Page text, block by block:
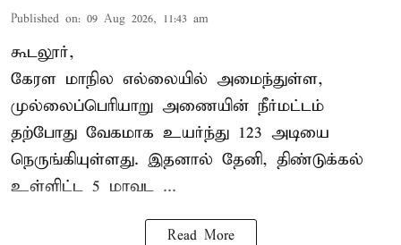
Published on: 09 Aug 2026, 11:43 am
கூடலூர்,
கேரள மாநில எல்லையில் அமைந்துள்ள,
முல்லைப்பெரியாறு அணையின் நீர்மட்டம்
தற்போது வேகமாக உயர்ந்து 123 அடியை
நெருங்கியுள்ளது. இதனால் தேனி, திண்டுக்கல்
உள்ளிட்ட 5 மாவட ...
Read More